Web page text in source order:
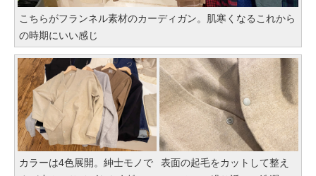
こちらがフランネル素材のカーディガン。肌寒くなるこれから
の時期にいい感じ
カラーは4色展開。紳士モノで
表面の起毛をカットして整え